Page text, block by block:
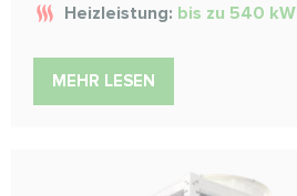
Heizleistung: bis zu 540 kW
MEHR LESEN